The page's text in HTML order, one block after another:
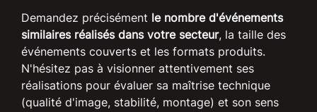
Demandez précisément
le nombre d'événements
similaires réalisés dans votre secteur, la taille des
événements couverts et les formats produits.
N'hésitez pas à visionner attentivement ses
réalisations pour évaluer sa maîtrise technique
(qualité d'image, stabilité, montage) et son sens